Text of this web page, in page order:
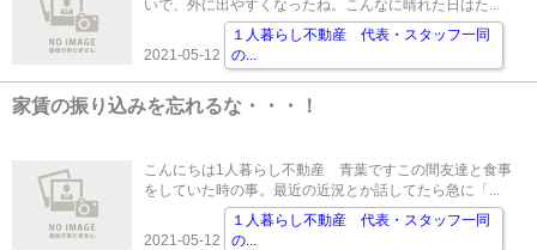
いで、外に出やすくなったね。こんなに晴れた日はた...
2021-05-12
１人暮らし不動産 代表・スタッフ一同
の...
家賃の振り込みを忘れるな・・・！
こんにちは1人暮らし不動産 青葉ですこの間友達と食事
をしていた時の事。最近の近況とか話してたら急に「...
2021-05-12
１人暮らし不動産 代表・スタッフ一同
の...